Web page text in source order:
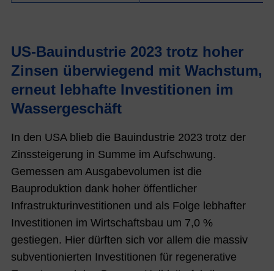
US-Bauindustrie 2023 trotz hoher
Zinsen überwiegend mit Wachstum,
erneut lebhafte Investitionen im
Wassergeschäft
In den USA blieb die Bauindustrie 2023 trotz der
Zinssteigerung in Summe im Aufschwung.
Gemessen am Ausgabevolumen ist die
Bauproduktion dank hoher öffentlicher
Infrastrukturinvestitionen und als Folge lebhafter
Investitionen im Wirtschaftsbau um 7,0 %
gestiegen. Hier dürften sich vor allem die massiv
subventionierten Investitionen für regenerative